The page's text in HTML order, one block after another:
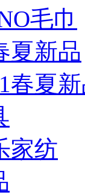
毛巾
夏新品
春夏
家纺